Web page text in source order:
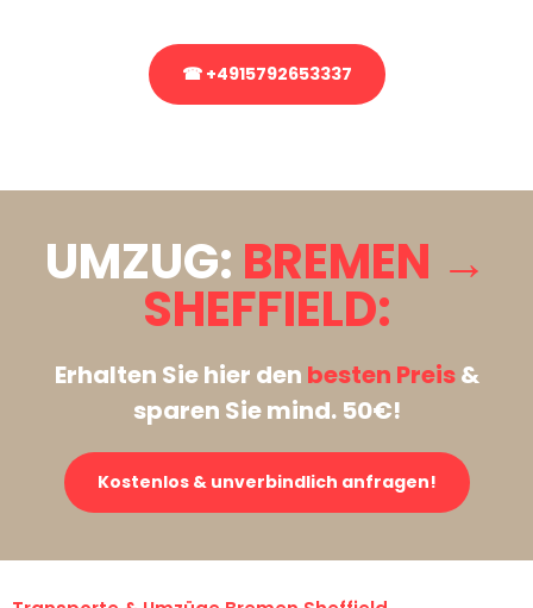
☎ +4915792653337
UMZUG: BREMEN →
SHEFFIELD:
Erhalten Sie hier den besten Preis&
sparen Sie mind. 50€!
Kostenlos & unverbindlich anfragen!